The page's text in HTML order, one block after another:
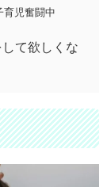
児奮闘中
て欲しくな